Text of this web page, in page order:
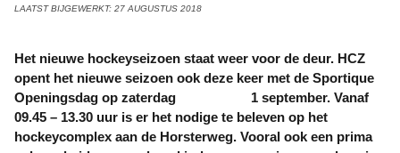
LAATST BIJGEWERKT: 27 AUGUSTUS 2018
Het nieuwe hockeyseizoen staat weer voor de deur. HCZ
opent het nieuwe seizoen ook deze keer met de Sportique
Openingsdag op zaterdag 1 september. Vanaf
09.45 – 13.30 uur is er het nodige te beleven op het
hockeycomplex aan de Horsterweg. Vooral ook een prima